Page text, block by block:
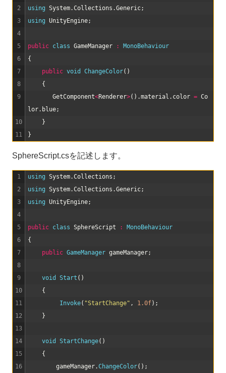
2
3
4
5
6
7
8
9
10
11
using System.Collections .Generic;
using UnityEngine;
public class GameManager :
MonoBehaviour
{
public void ChangeColor( )
{
GetComponent<Renderer>( ) .material . color = Co
lor. blue;
}
}
SphereScript.csを記述します。
1
2
3
4
5
6
7
8
9
10
11
12
13
14
15
16
using System.Collections ;
using System.Collections .Generic;
using UnityEngine;
public class SphereScript :
MonoBehaviour
{
public GameManager gameManager;
void Start ( )
{
Invoke( "StartChange" , 1.0f) ;
}
void StartChange( )
{
gameManager.ChangeColor( ) ;